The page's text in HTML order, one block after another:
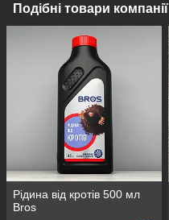
Подібні товари компанії
Рідина від кротів 500 мл
Bros